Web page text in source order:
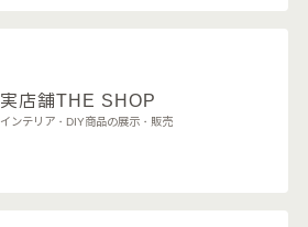
実店舗THE SHOP
インテリア・DIY商品の展示・販売